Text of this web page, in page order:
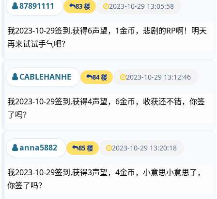
87891111 83 楼 2023-10-29 13:05:58
我2023-10-29签到,获得6声望，1金币，悲剧的RP啊！明天
再来试试手气吧？
CABLEHANHE 84 楼 2023-10-29 13:12:46
我2023-10-29签到,获得4声望，6金币，收获还不错，你签
了吗？
anna5882 85 楼 2023-10-29 13:20:18
我2023-10-29签到,获得3声望，4金币，小意思小意思了，
你签了吗？